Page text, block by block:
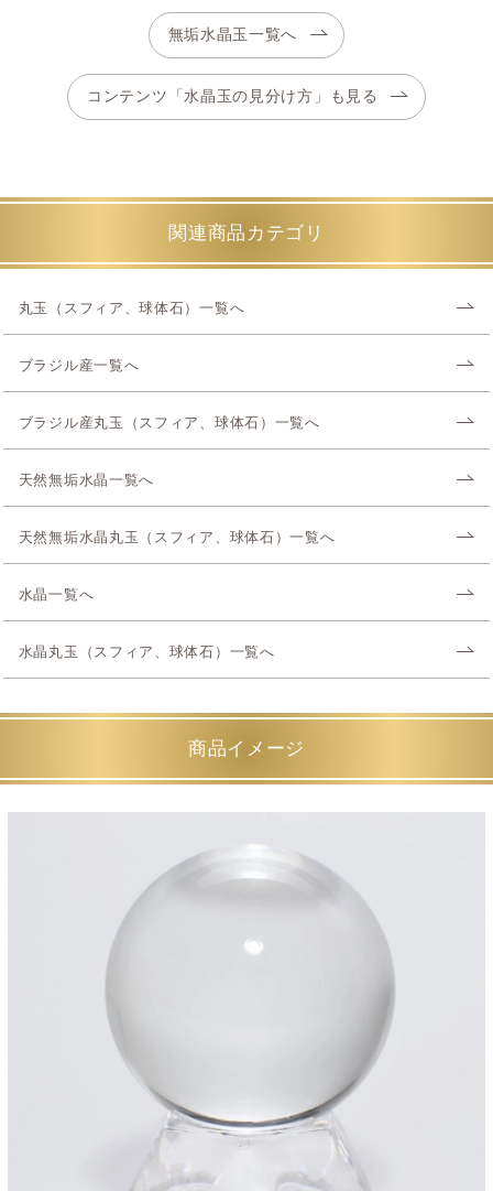
無垢水晶玉一覧へ
コンテンツ「水晶玉の見分け方」も見る
関連商品カテゴリ
丸玉（スフィア、球体石）一覧へ
ブラジル産一覧へ
ブラジル産丸玉（スフィア、球体石）一覧へ
天然無垢水晶一覧へ
天然無垢水晶丸玉（スフィア、球体石）一覧へ
水晶一覧へ
水晶丸玉（スフィア、球体石）一覧へ
商品イメージ